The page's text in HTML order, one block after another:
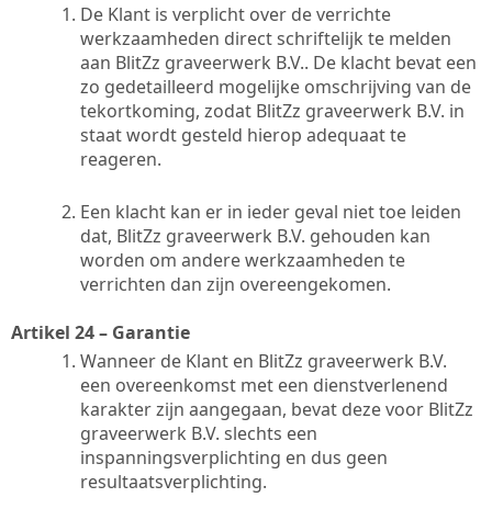
De Klant is verplicht over de verrichte
werkzaamheden direct schriftelijk te melden
aan BlitZz graveerwerk B.V.. De klacht bevat een
zo gedetailleerd mogelijke omschrijving van de
tekortkoming, zodat BlitZz graveerwerk B.V. in
staat wordt gesteld hierop adequaat te
reageren.
Een klacht kan er in ieder geval niet toe leiden
dat, BlitZz graveerwerk B.V. gehouden kan
worden om andere werkzaamheden te
verrichten dan zijn overeengekomen.
Artikel 24 – Garantie
Wanneer de Klant en BlitZz graveerwerk B.V.
een overeenkomst met een dienstverlenend
karakter zijn aangegaan, bevat deze voor BlitZz
graveerwerk B.V. slechts een
inspanningsverplichting en dus geen
resultaatsverplichting.